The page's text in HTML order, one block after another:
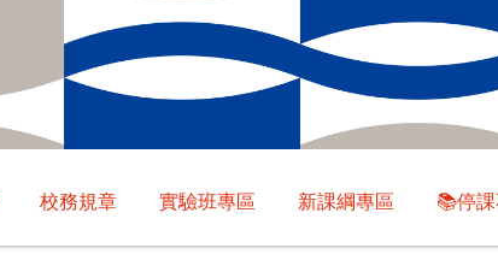
校務規章 實驗班專區 新課綱專區 📚停